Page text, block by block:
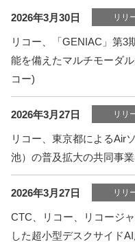
2026年3月30日 リリ
リコー、「GENIAC」第3
能を備えたマルチモーダ
コー)
2026年3月27日 リリ
リコー、東京都によるAir
池）の普及拡大の共同事
2026年3月27日 リリ
CTC、リコー、リコージ
した超小型デスクサイド